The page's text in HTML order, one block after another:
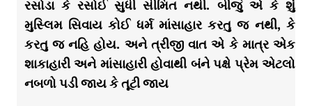
રસોડા કે રસોઈ સુધી સીમિત નથી. બીજું એ કે શું
મુસ્લિમ સિવાય કોઈ ધર્મ માંસાહાર કરતુ જ નથી, કે
કરતુ જ નહિ હોય. અને ત્રીજી વાત એ કે માત્ર એક
શાકાહારી અને માંસાહારી હોવાથી બંને પક્ષે પ્રેમ એટલો
નબળો પડી જાય કે તૂટી જાય